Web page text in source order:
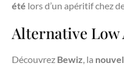
été lors d’un apéritif chez
Alternative Low
Découvrez Bewiz, la